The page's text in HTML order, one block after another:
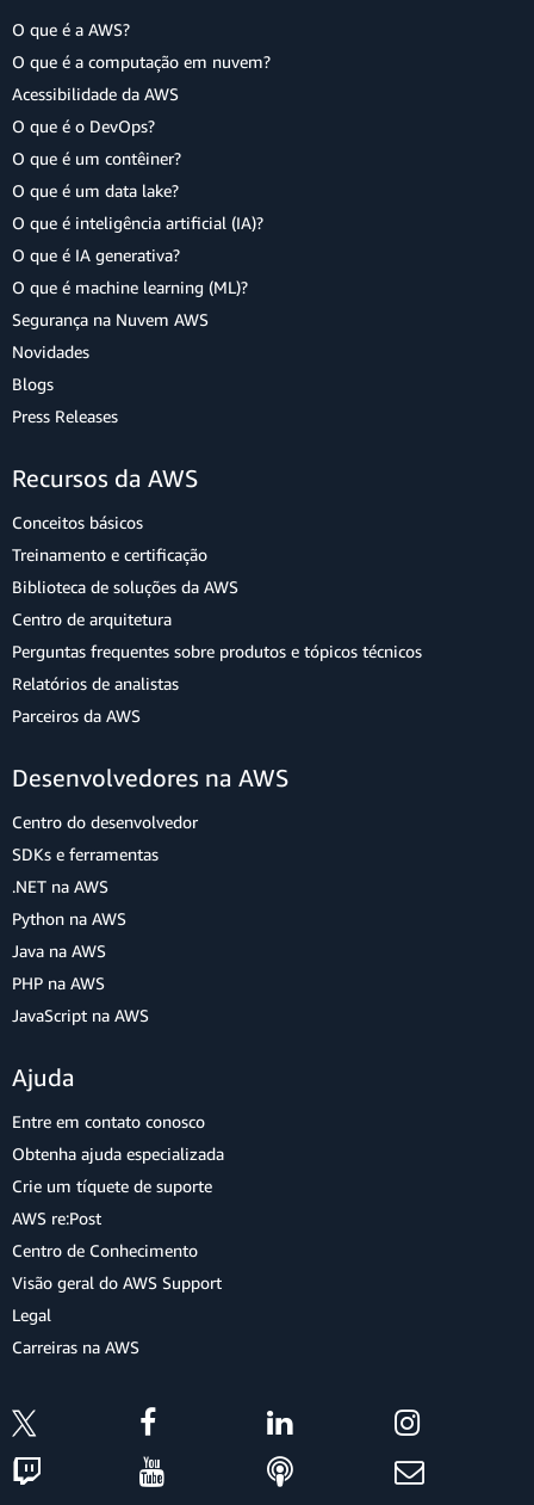
O que é a AWS?
O que é a computação em nuvem?
Acessibilidade da AWS
O que é o DevOps?
O que é um contêiner?
O que é um data lake?
O que é inteligência artificial (IA)?
O que é IA generativa?
O que é machine learning (ML)?
Segurança na Nuvem AWS
Novidades
Blogs
Press Releases
Recursos da AWS
Conceitos básicos
Treinamento e certificação
Biblioteca de soluções da AWS
Centro de arquitetura
Perguntas frequentes sobre produtos e tópicos técnicos
Relatórios de analistas
Parceiros da AWS
Desenvolvedores na AWS
Centro do desenvolvedor
SDKs e ferramentas
.NET na AWS
Python na AWS
Java na AWS
PHP na AWS
JavaScript na AWS
Ajuda
Entre em contato conosco
Obtenha ajuda especializada
Crie um tíquete de suporte
AWS re:Post
Centro de Conhecimento
Visão geral do AWS Support
Legal
Carreiras na AWS